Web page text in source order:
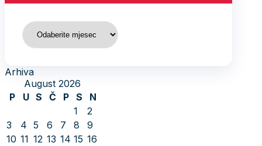
Arhiva
Arhiva
August 2026
P
U S Č P S
N
1
2
3
4 5 6 7 8
9
10 11 12 13 14 15 16